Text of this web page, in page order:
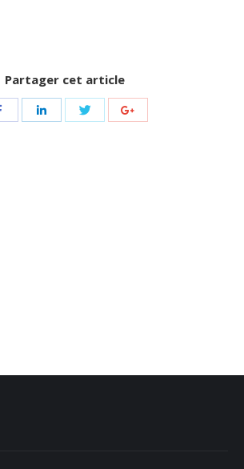
Partager cet article
Share
Share